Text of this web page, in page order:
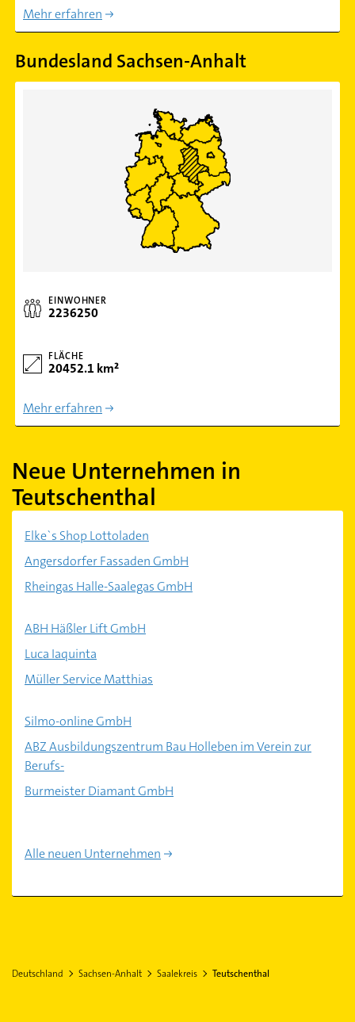
Mehr erfahren
Bundesland Sachsen-Anhalt
EINWOHNER
2236250
FLÄCHE
20452.1 km²
Mehr erfahren
Neue Unternehmen in
Teutschenthal
Elke`s Shop Lottoladen
Angersdorfer Fassaden GmbH
Rheingas Halle-Saalegas GmbH
ABH Häßler Lift GmbH
Luca Iaquinta
Müller Service Matthias
Silmo-online GmbH
ABZ Ausbildungszentrum Bau Holleben im Verein zur
Berufs-
Burmeister Diamant GmbH
Alle neuen Unternehmen
Deutschland Sachsen-Anhalt Saalekreis Teutschenthal